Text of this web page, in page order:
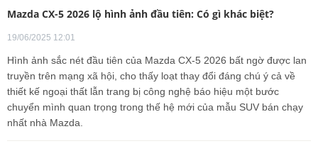
Mazda CX-5 2026 lộ hình ảnh đầu tiên: Có gì khác biệt?
19/06/2025 12:01
Hình ảnh sắc nét đầu tiên của Mazda CX-5 2026 bất ngờ được lan
truyền trên mạng xã hội, cho thấy loạt thay đổi đáng chú ý cả về
thiết kế ngoại thất lẫn trang bị công nghệ báo hiệu một bước
chuyển mình quan trọng trong thế hệ mới của mẫu SUV bán chạy
nhất nhà Mazda.